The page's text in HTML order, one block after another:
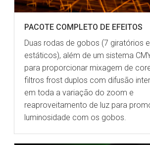
PACOTE COMPLETO DE EFEITOS
Duas rodas de gobos (7 giratórios e
estáticos), além de um sistema
para proporcionar mixagem de
filtros frost duplos com difusão
em toda a variação do zoom e
reaproveitamento de luz para
luminosidade com os gobos.